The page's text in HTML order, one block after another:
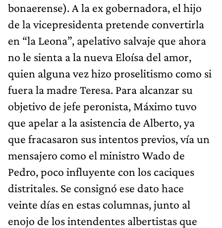
bonaerense). A la ex gobernadora, el hijo
de la vicepresidenta pretende convertirla
en “la Leona”, apelativo salvaje que ahora
no le sienta a la nueva Eloísa del amor,
quien alguna vez hizo proselitismo como si
fuera la madre Teresa. Para alcanzar su
objetivo de jefe peronista, Máximo tuvo
que apelar a la asistencia de Alberto, ya
que fracasaron sus intentos previos, vía un
mensajero como el ministro Wado de
Pedro, poco influyente con los caciques
distritales. Se consignó ese dato hace
veinte días en estas columnas, junto al
enojo de los intendentes albertistas que